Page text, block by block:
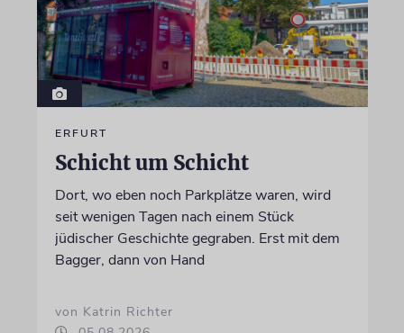
ERFURT
Schicht um Schicht
Dort, wo eben noch Parkplätze waren, wird
seit wenigen Tagen nach einem Stück
jüdischer Geschichte gegraben. Erst mit dem
Bagger, dann von Hand
von Katrin Richter